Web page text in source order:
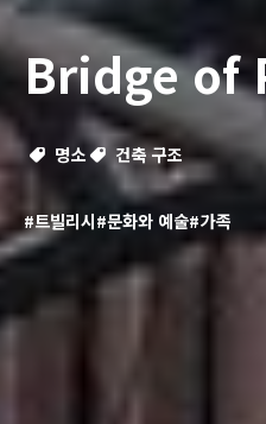
Bridge of
명소 건축 구조
#트빌리시#문화와 예술#가족